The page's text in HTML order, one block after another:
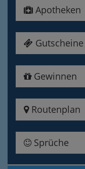
Apotheken
Gutscheine
Gewinnen
Routenplan
Sprüche